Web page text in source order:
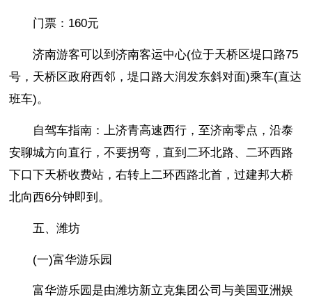
门票：160元
济南游客可以到济南客运中心(位于天桥区堤口路75
号，天桥区政府西邻，堤口路大润发东斜对面)乘车(直达
班车)。
自驾车指南：上济青高速西行，至济南零点，沿泰
安聊城方向直行，不要拐弯，直到二环北路、二环西路
下口下天桥收费站，右转上二环西路北首，过建邦大桥
北向西6分钟即到。
五、潍坊
(一)富华游乐园
富华游乐园是由潍坊新立克集团公司与美国亚洲娱